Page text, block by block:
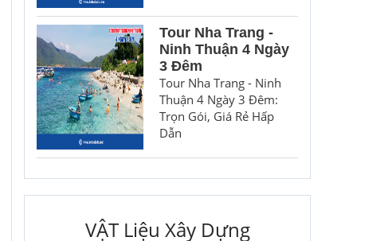
Tour Nha Trang -
Ninh Thuận 4 Ngày
3 Đêm
Tour Nha Trang - Ninh
Thuận 4 Ngày 3 Đêm:
Trọn Gói, Giá Rẻ Hấp
Dẫn
VẬT Liệu Xây Dựng